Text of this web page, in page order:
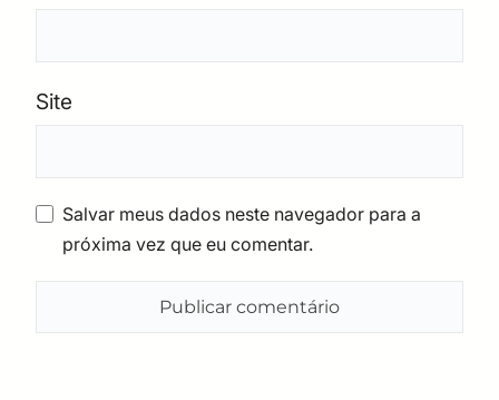
Site
Salvar meus dados neste navegador para a
próxima vez que eu comentar.